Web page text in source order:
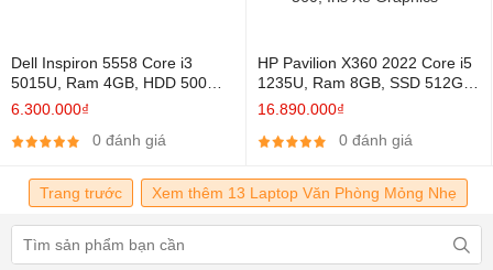
Dell Inspiron 5558 Core i3
5015U, Ram 4GB, HDD 500GB,
15.6 inch, VGA On
6.300.000₫
0 đánh giá
HP Pavilion X360 2022 Core i5
1235U, Ram 8GB, SSD 512GB,
14 Inch FHD Cảm ứng xoay
16.890.000₫
0 đánh giá
Trang trước Xem thêm 13 Laptop Văn Phòng Mỏng Nhẹ